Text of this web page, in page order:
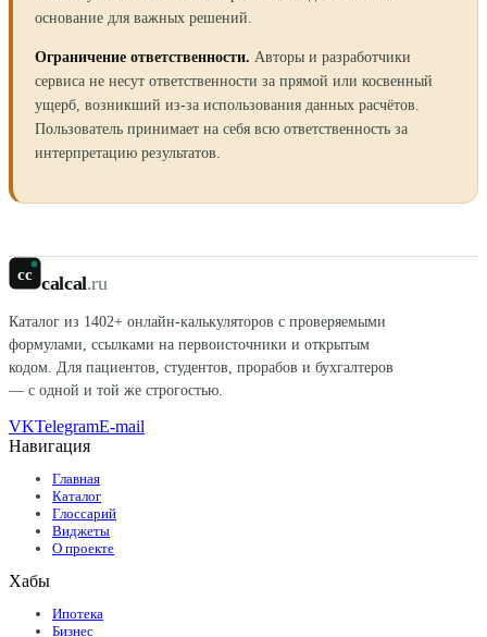
основание для важных решений.
Ограничение ответственности. Авторы и разработчики
сервиса не несут ответственности за прямой или косвенный
ущерб, возникший из-за использования данных расчётов.
Пользователь принимает на себя всю ответственность за
интерпретацию результатов.
cc calcal.ru
Каталог из 1402+ онлайн-калькуляторов с проверяемыми
формулами, ссылками на первоисточники и открытым
кодом. Для пациентов, студентов, прорабов и бухгалтеров
— с одной и той же строгостью.
VKTelegramE-mail
Навигация
Главная
Каталог
Глоссарий
Виджеты
О проекте
Хабы
Ипотека
Бизнес